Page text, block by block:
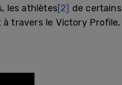
les athlètes[2] de certains
travers le Victory Profile,